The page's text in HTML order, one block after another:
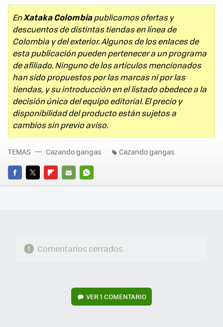
EnXataka Colombiapublicamos ofertas y
descuentos de distintas tiendas en línea de
Colombia y del exterior. Algunos de los enlaces de
esta publicación pueden pertenecer a un programa
de afiliado. Ninguno de los artículos mencionados
han sido propuestos por las marcas ni por las
tiendas, y su introducción en el listado obedece a la
decisión única del equipo editorial. El precio y
disponibilidad del producto están sujetos a
cambios sin previo aviso.
FACEBOOK
TWITTERFLIPBOARD
E-
WHATSAPP
TEMAS Cazando gangas Cazando gangas
Comentarios cerrados
VER1 COMENTARIO